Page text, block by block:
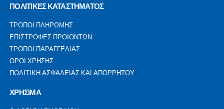
ΠΟΛΙΤΙΚΕΣ ΚΑΤΑΣΤΗΜΑΤΟΣ
ΤΡΟΠΟΙ ΠΛΗΡΩΜΗΣ
ΕΠΙΣΤΡΟΦΕΣ ΠΡΟΙΟΝΤΩΝ
ΤΡΟΠΟΙ ΠΑΡΑΓΓΕΛΙΑΣ
ΟΡΟΙ ΧΡΗΣΗΣ
ΠΟΛΙΤΙΚΗ ΑΣΦΑΛΕΙΑΣ ΚΑΙ ΑΠΟΡΡΗΤΟΥ
ΧΡΗΣΙΜΑ